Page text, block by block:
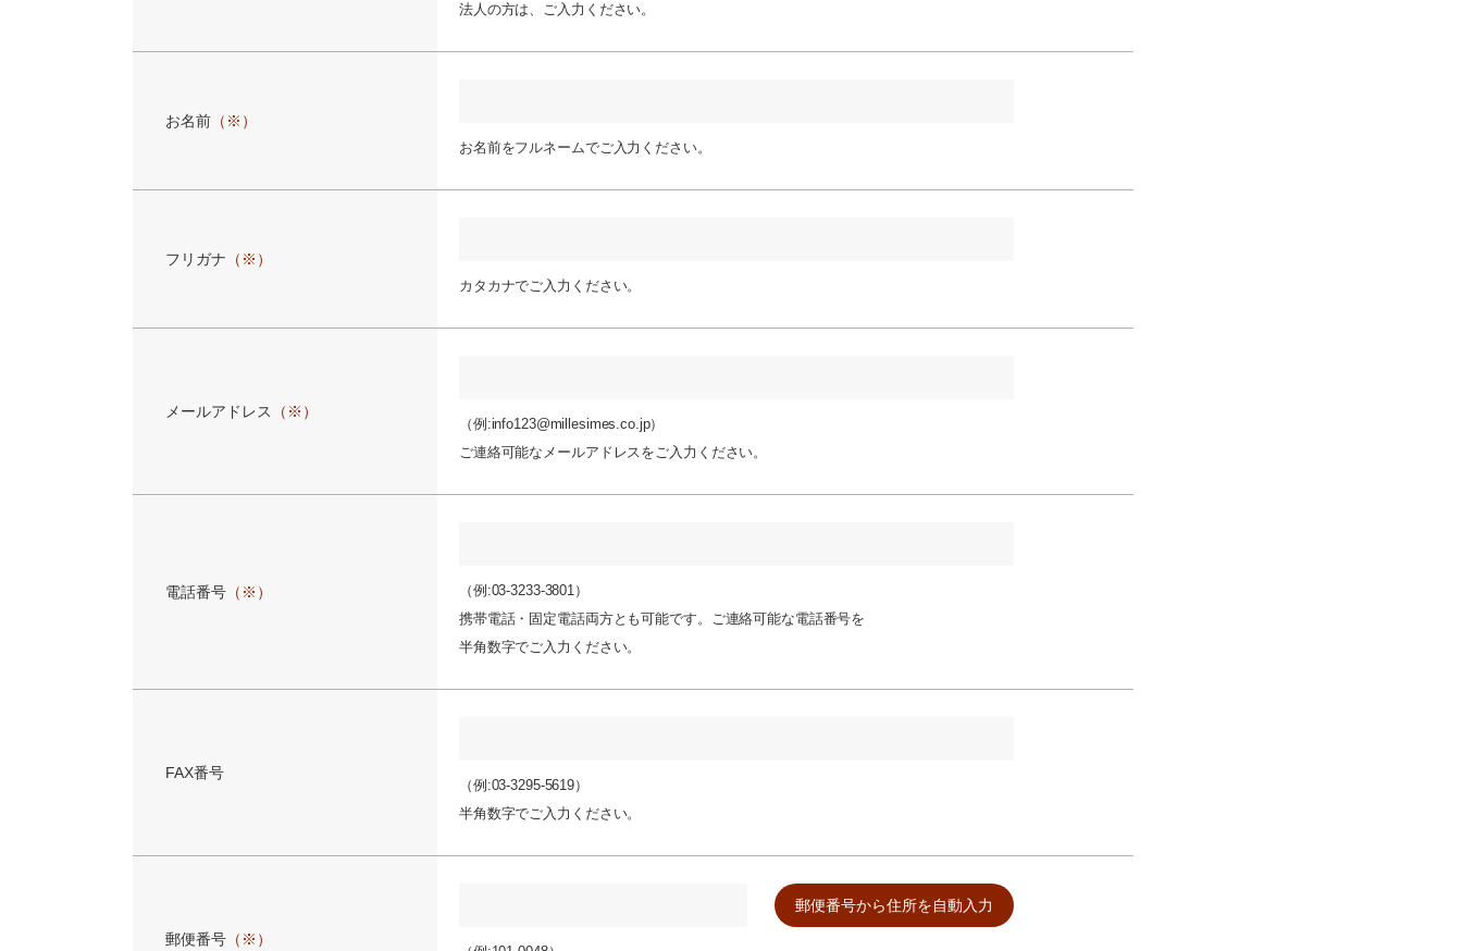
法人の方は、ご入力ください。
お名前 （※）
お名前をフルネームでご入力ください。
フリガナ （※）
カタカナでご入力ください。
メールアドレス （※）
（例:info123@millesimes.co.jp）
ご連絡可能なメールアドレスをご入力ください。
電話番号 （※）
（例:03-3233-3801）
携帯電話・固定電話両方とも可能です。ご連絡可能な電話番号を
半角数字でご入力ください。
FAX番号
（例:03-3295-5619）
半角数字でご入力ください。
郵便番号 （※）